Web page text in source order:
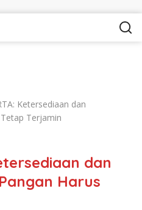
Ketersediaan dan
Terjamin
dan
Harus